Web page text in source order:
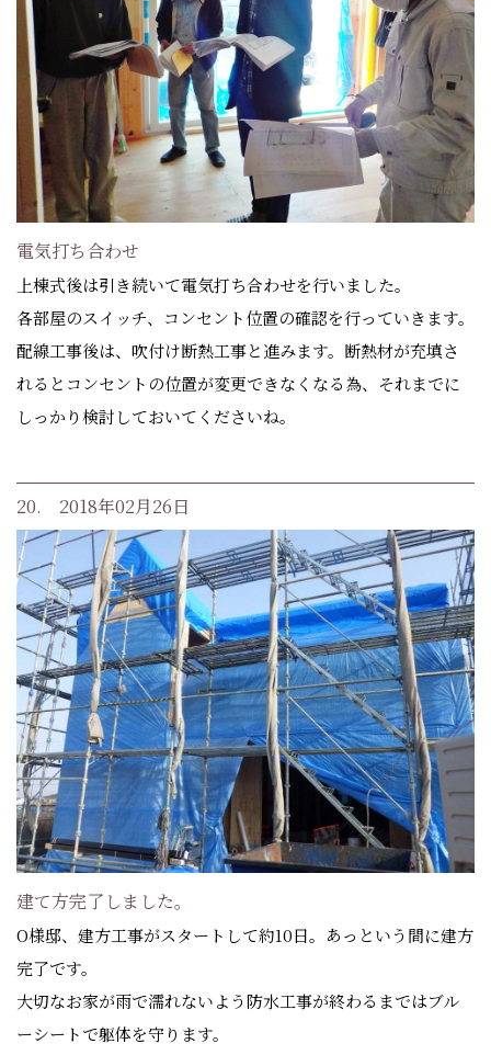
電気打ち合わせ
上棟式後は引き続いて電気打ち合わせを行いました。
各部屋のスイッチ、コンセント位置の確認を行っていきます。
配線工事後は、吹付け断熱工事と進みます。断熱材が充填さ
れるとコンセントの位置が変更できなくなる為、それまでに
しっかり検討しておいてくださいね。
20. 2018年02月26日
建て方完了しました。
O様邸、建方工事がスタートして約10日。あっという間に建方
完了です。
大切なお家が雨で濡れないよう防水工事が終わるまではブル
ーシートで躯体を守ります。